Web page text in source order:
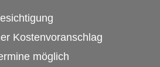
Kostenvoranschlag
möglich